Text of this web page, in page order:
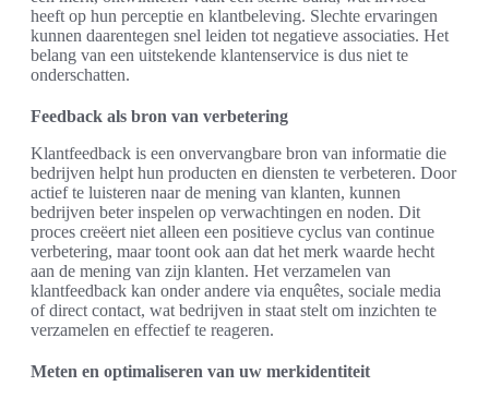
heeft op hun perceptie en klantbeleving. Slechte ervaringen
kunnen daarentegen snel leiden tot negatieve associaties. Het
belang van een uitstekende klantenservice is dus niet te
onderschatten.
Feedback als bron van verbetering
Klantfeedback is een onvervangbare bron van informatie die
bedrijven helpt hun producten en diensten te verbeteren. Door
actief te luisteren naar de mening van klanten, kunnen
bedrijven beter inspelen op verwachtingen en noden. Dit
proces creëert niet alleen een positieve cyclus van continue
verbetering, maar toont ook aan dat het merk waarde hecht
aan de mening van zijn klanten. Het verzamelen van
klantfeedback kan onder andere via enquêtes, sociale media
of direct contact, wat bedrijven in staat stelt om inzichten te
verzamelen en effectief te reageren.
Meten en optimaliseren van uw merkidentiteit